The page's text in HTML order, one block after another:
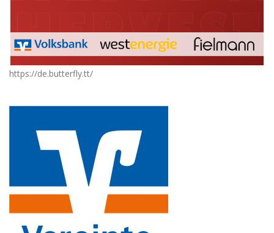
https://de.butterfly.tt/